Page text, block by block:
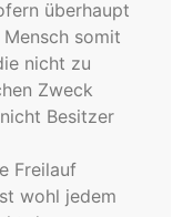
überhaupt
somit
nicht zu
Zweck
Besitzer
Freilauf
wohl jedem